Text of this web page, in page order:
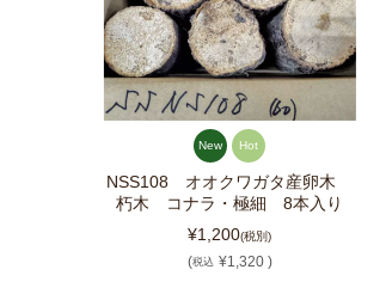
New Hot
NSS108 オオクワガタ産卵木
朽木 コナラ・極細 8本入り
¥1,200(税別)
(税込 ¥1,320 )